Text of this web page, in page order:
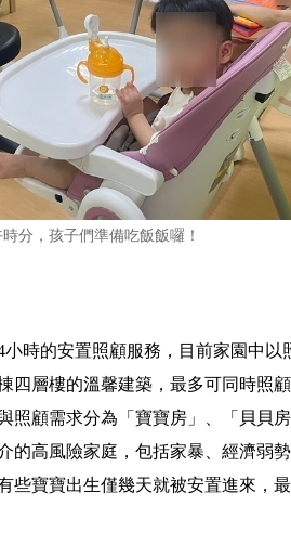
分，孩子們準備吃飯飯囉！
時的安置照顧服務，目前家園中以
四層樓的溫馨建築，最多可同時照
照顧需求分為「寶寶房」、「貝貝
的高風險家庭，包括家暴、經濟弱
些寶寶出生僅幾天就被安置進來，